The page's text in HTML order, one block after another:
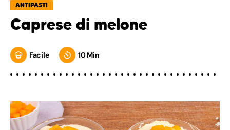
ANTIPASTI
Caprese di melone
Facile 10 Min